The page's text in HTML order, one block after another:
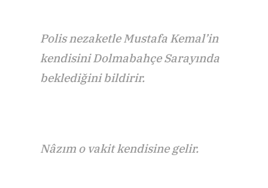
Polis nezaketle Mustafa Kemal’in
kendisini Dolmabahçe Sarayında
beklediğini bildirir.
Nâzım o vakit kendisine gelir.